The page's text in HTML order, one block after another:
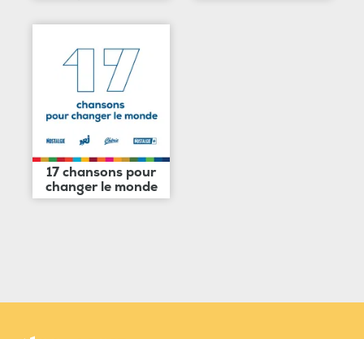
17 chansons pour
changer le monde